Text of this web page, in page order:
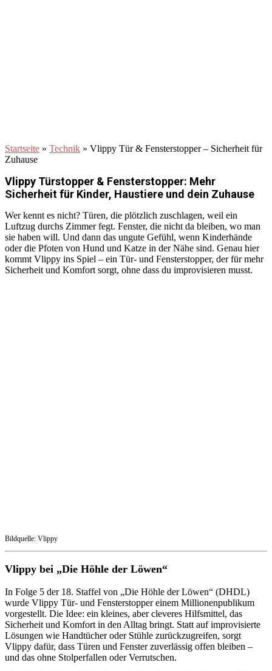
Startseite » Technik » Vlippy Tür & Fensterstopper – Sicherheit für
Zuhause
Vlippy Türstopper & Fensterstopper: Mehr
Sicherheit für Kinder, Haustiere und dein Zuhause
Wer kennt es nicht? Türen, die plötzlich zuschlagen, weil ein
Luftzug durchs Zimmer fegt. Fenster, die nicht da bleiben, wo man
sie haben will. Und dann das ungute Gefühl, wenn Kinderhände
oder die Pfoten von Hund und Katze in der Nähe sind. Genau hier
kommt Vlippy ins Spiel – ein Tür- und Fensterstopper, der für mehr
Sicherheit und Komfort sorgt, ohne dass du improvisieren musst.
Bildquelle: Vlippy
Vlippy bei „Die Höhle der Löwen“
In Folge 5 der 18. Staffel von „Die Höhle der Löwen“ (DHDL)
wurde Vlippy Tür- und Fensterstopper einem Millionenpublikum
vorgestellt. Die Idee: ein kleines, aber cleveres Hilfsmittel, das
Sicherheit und Komfort in den Alltag bringt. Statt auf improvisierte
Lösungen wie Handtücher oder Stühle zurückzugreifen, sorgt
Vlippy dafür, dass Türen und Fenster zuverlässig offen bleiben –
und das ohne Stolperfallen oder Verrutschen.